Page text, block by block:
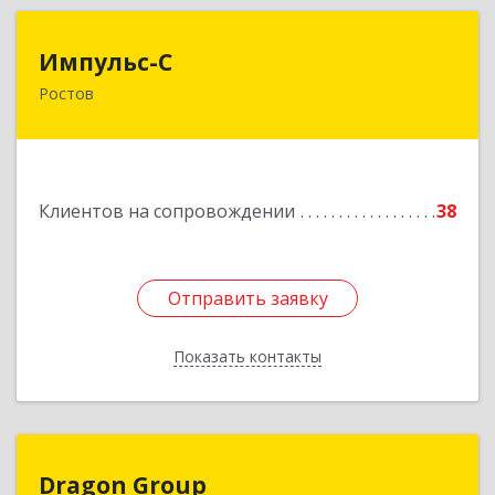
Импульс-С
Ростов
Клиентов на сопровождении 38
Отправить заявку
Показать контакты
Отправить заявку
Назад
Dragon Group